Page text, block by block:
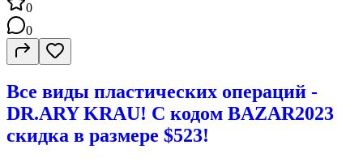
0
0
Все виды пластических операций -
DR.ARY KRAU! С кодом BAZAR2023
скидка в размере $523!